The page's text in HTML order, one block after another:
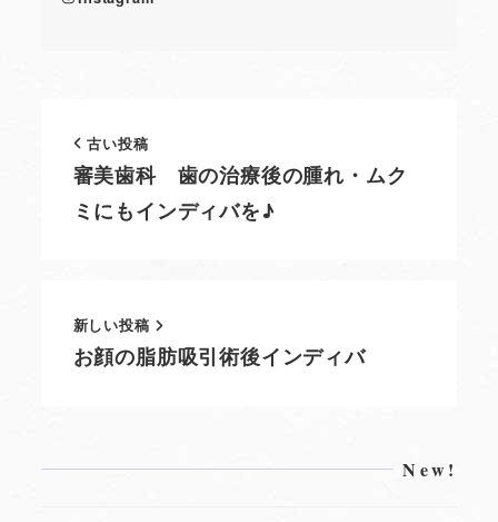
古い投稿
審美歯科 歯の治療後の腫れ・ムク
ミにもインディバを♪
新しい投稿
お顔の脂肪吸引術後インディバ
New!